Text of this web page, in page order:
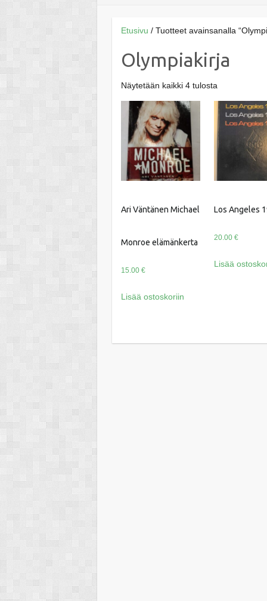
Etusivu / Tuotteet avainsanalla
Olympiakirja
Näytetään kaikki 4 tulosta
Ari Väntänen Michael
Monroe elämänkerta
15.00 €
Lisää ostoskoriin
Los Angeles
20.00€
Lisää